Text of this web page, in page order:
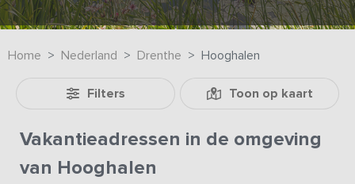
Home Nederland Drenthe Hooghalen
Filters Toon op kaart
Vakantieadressen in de omgeving
van Hooghalen